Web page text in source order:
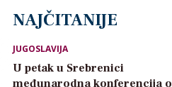
NAJČITANIJE
JUGOSLAVIJA
U petak u Srebrenici
međunarodna konferencija o